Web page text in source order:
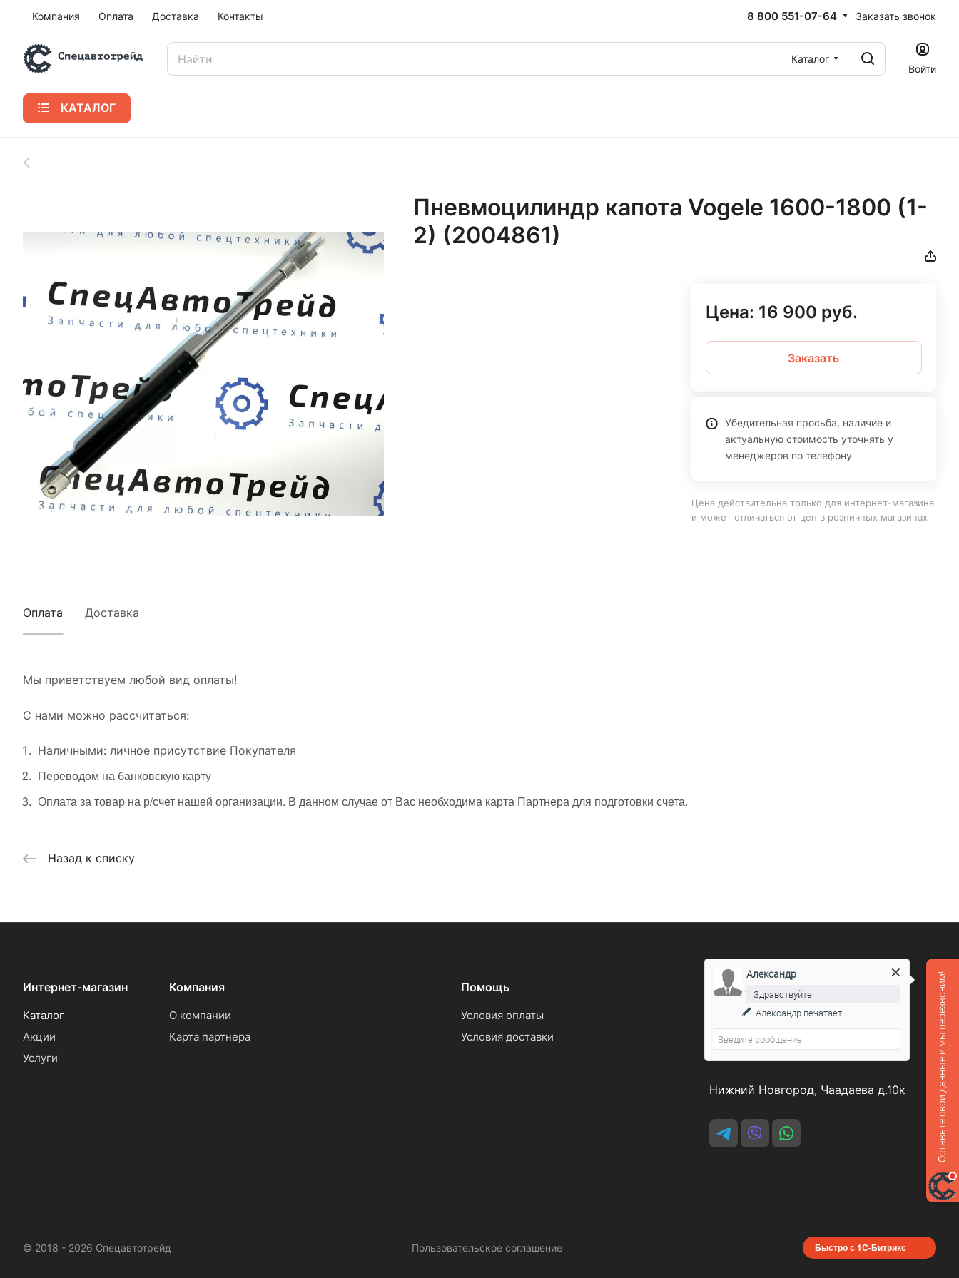
Компания Оплата Доставка Контакты 8 800 551-07-64 Заказать звонок
Каталог
Войти
КАТАЛОГ
Пневмоцилиндр капота Vogele 1600-1800 (1-
2) (2004861)
Цена: 16 900 руб.
Заказать
Убедительная просьба, наличие и
актуальную стоимость уточнять у
менеджеров по телефону
Цена действительна только для интернет-магазина
и может отличаться от цен в розничных магазинах
Оплата Доставка
Мы приветствуем любой вид оплаты!
С нами можно рассчитаться:
Наличными: личное присутствие Покупателя
Переводом на банковскую карту
Оплата за товар на р/счет нашей организации. В данном случае от Вас необходима карта Партнера для подготовки счета.
Назад к списку
Интернет-магазин
Каталог
Акции
Услуги
Компания
О компании
Карта партнера
Помощь
Условия оплаты
Условия доставки
Контакты
8 800 551-07-64
podarovdr@specautotrade.pro
Нижний Новгород, Чаадаева д.10к
© 2018 - 2026 Спецавтотрейд Пользовательское соглашение Быстро с 1С-Битрикс
Оставьте свои данные и мы перезвоним!
Александр
Здравствуйте!
Александр печатает...